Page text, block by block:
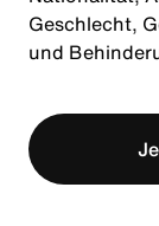
Geschlecht,
und